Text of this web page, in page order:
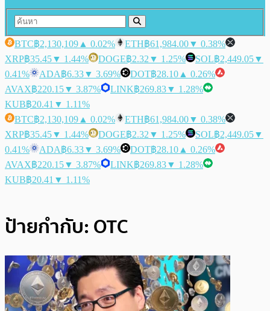
BTC฿2,130,109 ▲ 0.02% ETH฿61,984.00▼ 0.38%
XRP฿35.45▼ 1.44% DOGE฿2.32 ▼ 1.25% SOL฿2,449.05▼
0.41%
ADA฿6.33▼ 3.69% DOT฿28.10 ▲ 0.26%
AVAX฿220.15▼ 3.87% LINK฿269.83▼ 1.28%
KUB฿20.41 ▼ 1.11%
BTC฿2,130,109 ▲ 0.02% ETH฿61,984.00▼ 0.38%
XRP฿35.45▼ 1.44% DOGE฿2.32 ▼ 1.25% SOL฿2,449.05▼
0.41%
ADA฿6.33▼ 3.69% DOT฿28.10 ▲ 0.26%
AVAX฿220.15▼ 3.87% LINK฿269.83▼ 1.28%
KUB฿20.41 ▼ 1.11%
ป้ายกำกับ: OTC